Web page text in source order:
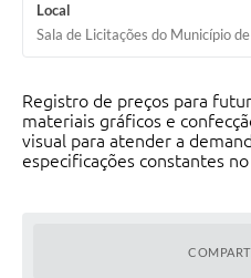
Links
Telefones Úteis
Enquete
Local
Sala de Licitações do Município
Registro de preços para
materiais gráficos e
visual para atender a
especificações constantes